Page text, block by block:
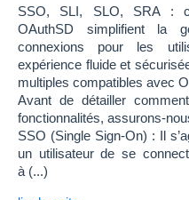
SSO, SLI, SLO, SRA :
OAuthSD simplifient la
connexions pour les
expérience fluide et
multiples compatibles avec
Avant de détailler
fonctionnalités, assurons-
SSO (Single Sign-On) : Il
un utilisateur de se
à (...)